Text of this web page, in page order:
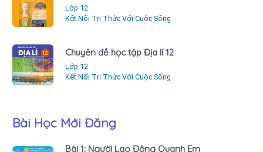
Lớp 12
Kết Nối Tri Thức Với Cuộc Sống
Chuyên đề học tập Địa lí 12
Lớp 12
Kết Nối Tri Thức Với Cuộc Sống
Bài Học Mới Đăng
Bài 1: Người Lao Động Quanh Em